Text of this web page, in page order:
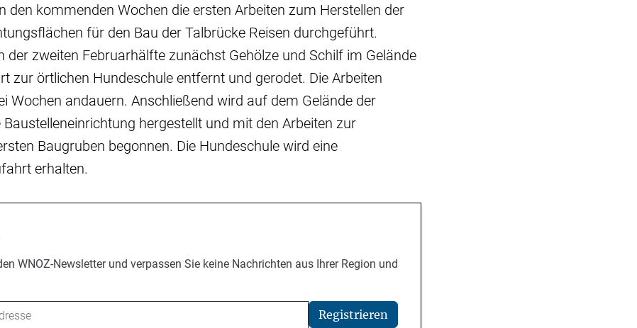
den kommenden Wochen die ersten Arbeiten zum Herstellen der
für den Bau der Talbrücke Reisen durchgeführt.
der zweiten Februarhälfte zunächst Gehölze und Schilf im Gelände
zur örtlichen Hundeschule entfernt und gerodet. Die Arbeiten
Wochen andauern. Anschließend wird auf dem Gelände der
Baustelleneinrichtung hergestellt und mit den Arbeiten zur
Baugruben begonnen. Die Hundeschule wird eine
erhalten.
WNOZ-Newsletter und verpassen Sie keine Nachrichten aus Ihrer Region und
Registrieren